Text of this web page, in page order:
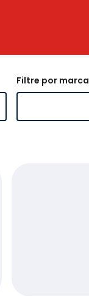
filtre por marca